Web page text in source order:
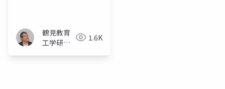
鶴見教育
工学研究
1.6K